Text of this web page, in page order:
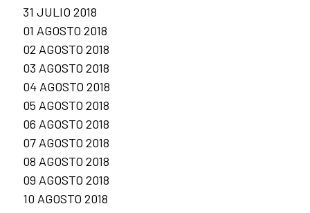
31 JULIO 2018
01 AGOSTO 2018
02 AGOSTO 2018
03 AGOSTO 2018
04 AGOSTO 2018
05 AGOSTO 2018
06 AGOSTO 2018
07 AGOSTO 2018
08 AGOSTO 2018
09 AGOSTO 2018
10 AGOSTO 2018